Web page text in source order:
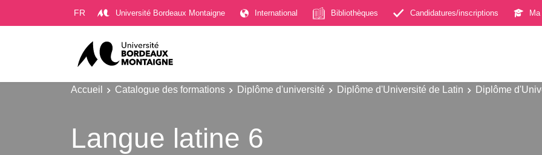
FR Université Bordeaux Montaigne International Bibliothèques Candidatures/inscriptions Ma
Accueil Catalogue des formations Diplôme d'université Diplôme d'Université de Latin Diplôme
Langue latine 6